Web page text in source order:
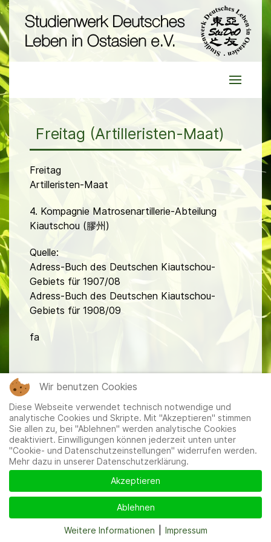
Freitag (Artilleristen-Maat)
Freitag
Artilleristen-Maat
4. Kompagnie Matrosenartillerie-Abteilung
Kiautschou (膠州)
Quelle:
Adress-Buch des Deutschen Kiautschou-
Gebiets für 1907/08
Adress-Buch des Deutschen Kiautschou-
Gebiets für 1908/09
fa
Mitglieder|Impressum|Datenschutzerklärung |Cookie-
und Datenschutzeinstellungen
Wir benutzen Cookies
Diese Webseite verwendet technisch notwendige und
analytische Cookies und Skripte. Mit "Akzeptieren" stimmen
Sie allen zu, bei "Ablehnen" werden analytische Cookies
deaktiviert. Einwilligungen können jederzeit unten unter
"Cookie- und Datenschutzeinstellungen" widerrufen werden.
Mehr dazu in unserer Datenschutzerklärung.
Akzeptieren
Ablehnen
Weitere Informationen Impressum